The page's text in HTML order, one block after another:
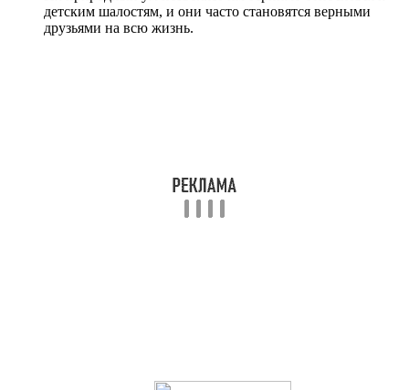
детским шалостям, и они часто становятся верными
друзьями на всю жизнь.